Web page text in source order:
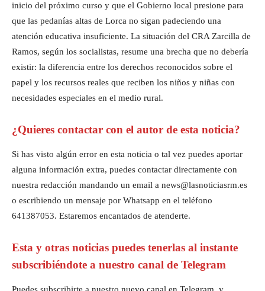
inicio del próximo curso y que el Gobierno local presione para
que las pedanías altas de Lorca no sigan padeciendo una
atención educativa insuficiente. La situación del CRA Zarcilla de
Ramos, según los socialistas, resume una brecha que no debería
existir: la diferencia entre los derechos reconocidos sobre el
papel y los recursos reales que reciben los niños y niñas con
necesidades especiales en el medio rural.
¿Quieres contactar con el autor de esta noticia?
Si has visto algún error en esta noticia o tal vez puedes aportar
alguna información extra, puedes contactar directamente con
nuestra redacción mandando un email a news@lasnoticiasrm.es
o escribiendo un mensaje por Whatsapp en el teléfono
641387053. Estaremos encantados de atenderte.
Esta y otras noticias puedes tenerlas al instante
subscribiéndote a nuestro canal de Telegram